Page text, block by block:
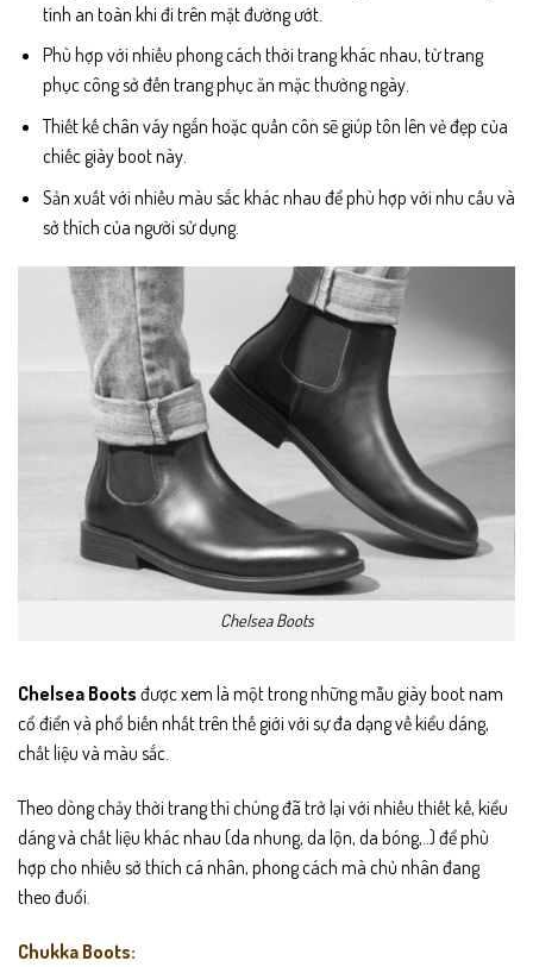
tính an toàn khi đi trên mặt đường ướt.
Phù hợp với nhiều phong cách thời trang khác nhau, từ trang
phục công sở đến trang phục ăn mặc thường ngày.
Thiết kế chân váy ngắn hoặc quần côn sẽ giúp tôn lên vẻ đẹp của
chiếc giày boot này.
Sản xuất với nhiều màu sắc khác nhau để phù hợp với nhu cầu và
sở thích của người sử dụng.
Chelsea Boots
Chelsea Boots được xem là một trong những mẫu giày boot nam
cổ điển và phổ biến nhất trên thế giới với sự đa dạng về kiểu dáng,
chất liệu và màu sắc.
Theo dòng chảy thời trang thì chúng đã trở lại với nhiều thiết kế, kiểu
dáng và chất liệu khác nhau (da nhung, da lộn, da bóng,..) để phù
hợp cho nhiều sở thích cá nhân, phong cách mà chủ nhân đang
theo đuổi.
Chukka Boots: